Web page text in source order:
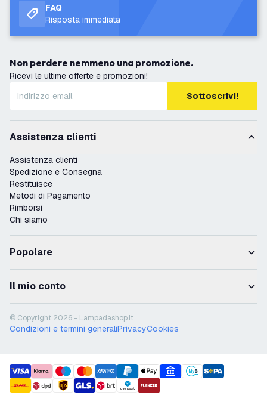
FAQ
Risposta immediata
Non perdere nemmeno una promozione.
Ricevi le ultime offerte e promozioni!
Sottoscrivi!
Assistenza clienti
Assistenza clienti
Spedizione e Consegna
Restituisce
Metodi di Pagamento
Rimborsi
Chi siamo
Popolare
Il mio conto
© Copyright 2026 - Lampadashop.it
Condizioni e termini generaliPrivacyCookies
payment methods
shipment methods